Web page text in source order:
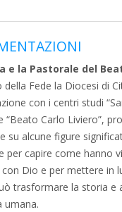
e la Pastorale del
della Fede la Diocesi di
con i centri studi
“Beato Carlo Liviero”,
su alcune figure
per capire come hanno
Dio e per mettere in
trasformare la storia e
umana.